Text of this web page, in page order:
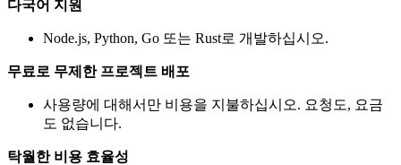
다국어 지원
Node.js, Python, Go 또는 Rust로 개발하십시오.
무료로 무제한 프로젝트 배포
사용량에 대해서만 비용을 지불하십시오. 요청도, 요금
도 없습니다.
탁월한 비용 효율성